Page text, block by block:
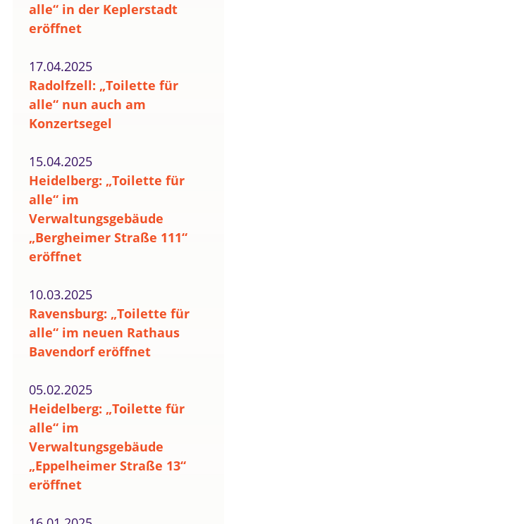
alle“ in der Keplerstadt
eröffnet
17.04.2025
Radolfzell: „Toilette für
alle“ nun auch am
Konzertsegel
15.04.2025
Heidelberg: „Toilette für
alle“ im
Verwaltungsgebäude
„Bergheimer Straße 111“
eröffnet
10.03.2025
Ravensburg: „Toilette für
alle“ im neuen Rathaus
Bavendorf eröffnet
05.02.2025
Heidelberg: „Toilette für
alle“ im
Verwaltungsgebäude
„Eppelheimer Straße 13“
eröffnet